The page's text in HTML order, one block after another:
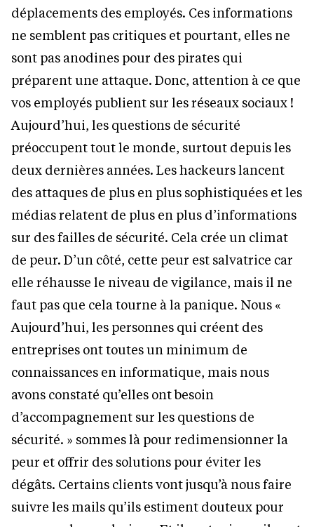
déplacements des employés. Ces informations
ne semblent pas critiques et pourtant, elles ne
sont pas anodines pour des pirates qui
préparent une attaque. Donc, attention à ce que
vos employés publient sur les réseaux sociaux !
Aujourd’hui, les questions de sécurité
préoccupent tout le monde, surtout depuis les
deux dernières années. Les hackeurs lancent
des attaques de plus en plus sophistiquées et les
médias relatent de plus en plus d’informations
sur des failles de sécurité. Cela crée un climat
de peur. D’un côté, cette peur est salvatrice car
elle réhausse le niveau de vigilance, mais il ne
faut pas que cela tourne à la panique. Nous «
Aujourd’hui, les personnes qui créent des
entreprises ont toutes un minimum de
connaissances en informatique, mais nous
avons constaté qu’elles ont besoin
d’accompagnement sur les questions de
sécurité. » sommes là pour redimensionner la
peur et offrir des solutions pour éviter les
dégâts. Certains clients vont jusqu’à nous faire
suivre les mails qu’ils estiment douteux pour